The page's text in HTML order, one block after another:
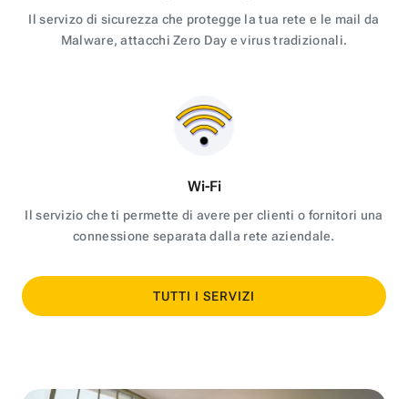
Il servizo di sicurezza che protegge la tua rete e le mail da
Malware, attacchi Zero Day e virus tradizionali.
Wi-Fi
Il servizio che ti permette di avere per clienti o fornitori una
connessione separata dalla rete aziendale.
TUTTI I SERVIZI